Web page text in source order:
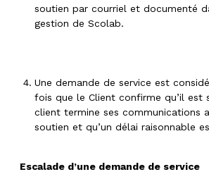
soutien par courriel et documenté
gestion de Scolab.
Une demande de service est
fois que le Client confirme qu’il est
client termine ses communications
soutien et qu’un délai raisonnable
Escalade d’une demande de service